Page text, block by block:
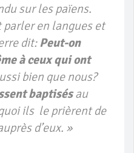
sur les païens.
en langues et
dit:Peut-on
à ceux qui ont
bien que nous?
baptisésau
ils le prièrent de
d’eux. »